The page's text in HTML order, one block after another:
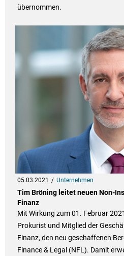
übernommen.
05.03.2021 Unternehmen
Tim Bröning leitet neuen Non-
Finanz
Mit Wirkung zum 01. Februar
Prokurist und Mitglied der
Finanz, den neu geschaffenen
Finance & Legal (NFL). Damit